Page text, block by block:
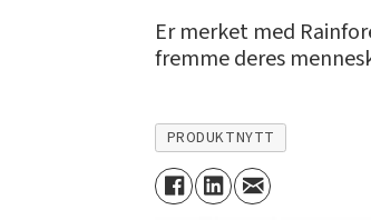
Er merket med
fremme deres
PRODUKTNYTT